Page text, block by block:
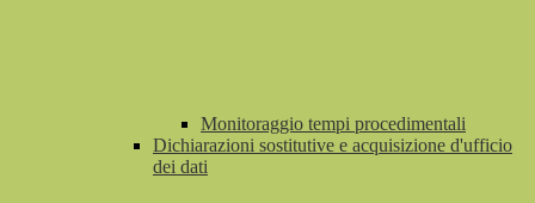
Monitoraggio tempi procedimentali
Dichiarazioni sostitutive e acquisizione d'ufficio
dei dati